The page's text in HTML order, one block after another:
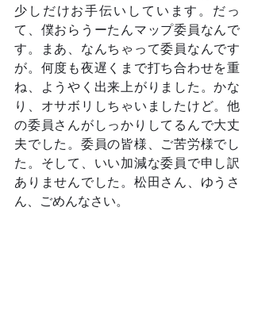
少しだけお手伝いしています。だっ
て、僕おらうーたんマップ委員なんで
す。まあ、なんちゃって委員なんです
が。何度も夜遅くまで打ち合わせを重
ね、ようやく出来上がりました。かな
り、オサボリしちゃいましたけど。他
の委員さんがしっかりしてるんで大丈
夫でした。委員の皆様、ご苦労様でし
た。そして、いい加減な委員で申し訳
ありませんでした。松田さん、ゆうさ